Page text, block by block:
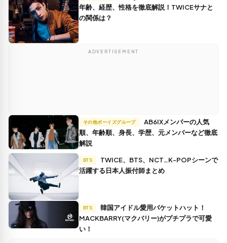
年齢、経歴、性格を徹底解説！TWICEサナと
の関係は？
ADVERTISEMENT
その他ボーイズグループ
順、年齢順、身長、学歴、元メンバーなど徹底
解説
BTS
活躍する日本人振付師まとめ
BTS
韓国アイドル愛用バケットハット！
MACKBARRY(マクバリー)がプチプラで可愛
い！